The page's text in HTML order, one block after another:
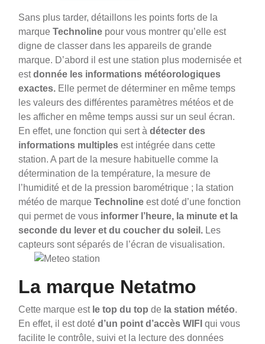
Sans plus tarder, détaillons les points forts de la
marque Technoline pour vous montrer qu’elle est
digne de classer dans les appareils de grande
marque. D’abord il est une station plus modernisée et
estdonnée les informations météorologiques
exactes. Elle permet de déterminer en même temps
les valeurs des différentes paramètres météos et de
les afficher en même temps aussi sur un seul écran.
En effet, une fonction qui sert à détecter des
informations multiples est intégrée dans cette
station. A part de la mesure habituelle comme la
détermination de la température, la mesure de
l’humidité et de la pression barométrique ; la station
météo de marque Technoline est doté d’une fonction
qui permet de vous informer l’heure, la minute et la
seconde du lever et du coucher du soleil. Les
capteurs sont séparés de l’écran de visualisation.
La marque Netatmo
Cette marque est le top du top de la station météo.
En effet, il est doté d’un point d’accès WIFI qui vous
facilite le contrôle, suivi et la lecture des données